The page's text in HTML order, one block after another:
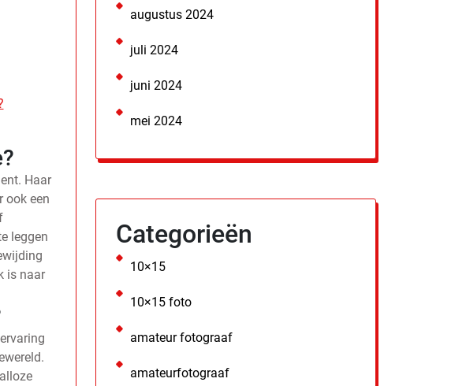
Haar
ook een
leggen
is naar
augustus 2024
juli 2024
juni 2024
mei 2024
Categorieën
10×15
10×15 foto
amateur fotograaf
amateurfotograaf